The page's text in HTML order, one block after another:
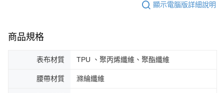
顯示電腦版詳細說明
商品規格
表布材質 TPU 、聚丙烯纖維、聚酯纖維
腰帶材質 滌綸纖維